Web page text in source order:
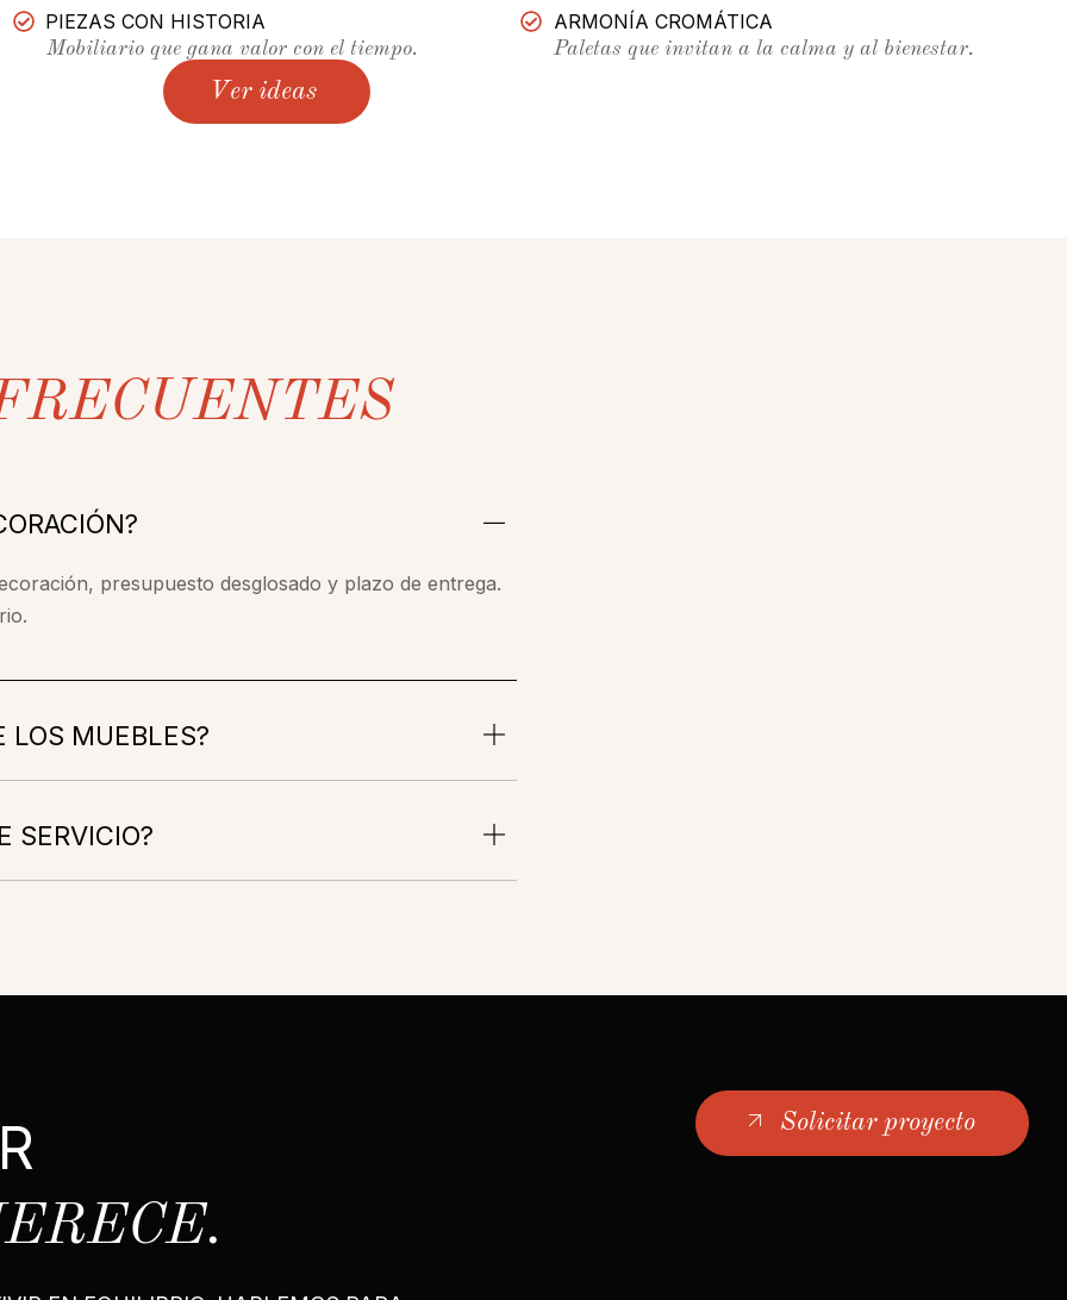
PIEZAS CON HISTORIA
Mobiliario que gana valor con el tiempo.
ARMONÍA CROMÁTICA
Paletas que invitan a la calma y al bienestar.
Ver ideas
presupuesto desglosado y plazo de entrega.
LOS MUEBLES?
SERVICIO?
Solicitar proyecto